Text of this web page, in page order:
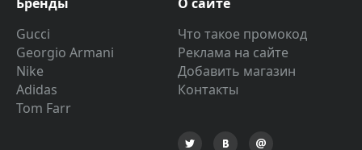
Gucci
Georgio Armani
Nike
Adidas
Tom Farr
Что такое промокод
Реклама на сайте
Добавить магазин
Контакты